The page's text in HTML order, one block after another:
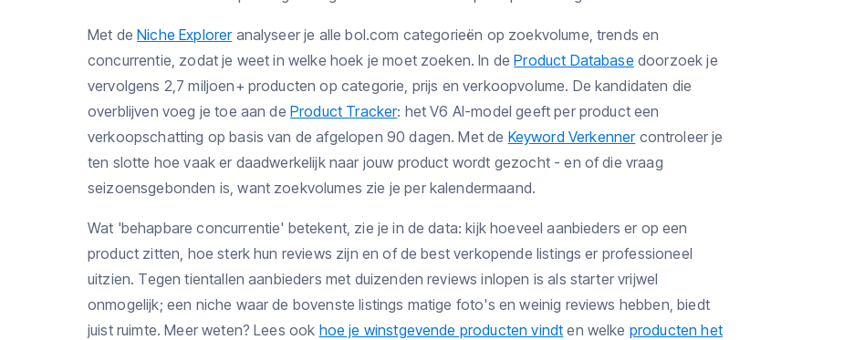
Met deNiche Exploreranalyseer je alle bol.com categorieën op zoekvolume, trends en
concurrentie, zodat je weet in welke hoek je moet zoeken. In deProduct Database doorzoek je
vervolgens 2,7 miljoen+ producten op categorie, prijs en verkoopvolume. De kandidaten die
overblijven voeg je toe aan de Product Tracker: het V6 AI-model geeft per product een
verkoopschatting op basis van de afgelopen 90 dagen. Met de Keyword Verkennercontroleer je
ten slotte hoe vaak er daadwerkelijk naar jouw product wordt gezocht - en of die vraag
seizoensgebonden is, want zoekvolumes zie je per kalendermaand.
Wat 'behapbare concurrentie' betekent, zie je in de data: kijk hoeveel aanbieders er op een
product zitten, hoe sterk hun reviews zijn en of de best verkopende listings er professioneel
uitzien. Tegen tientallen aanbieders met duizenden reviews inlopen is als starter vrijwel
onmogelijk; een niche waar de bovenste listings matige foto's en weinig reviews hebben, biedt
juist ruimte. Meer weten? Lees ook hoe je winstgevende producten vindt en welke producten het